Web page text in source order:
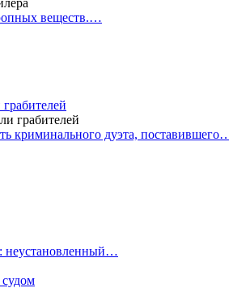
веществ.…
криминального дуэта,
неустановленный…